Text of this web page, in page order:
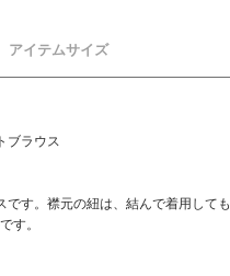
アイテムサイズ
ブラウス
す。襟元の紐は、結んで着用して
す。